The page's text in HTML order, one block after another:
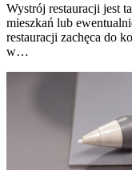
Wystrój restauracji jest
mieszkań lub
restauracji zachęca do
w…